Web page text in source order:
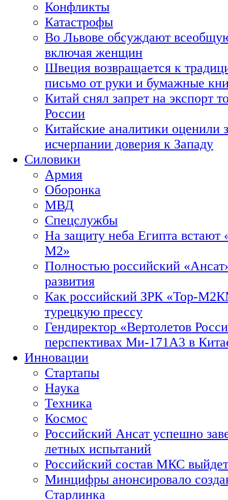
Конфликты
Катастрофы
Во Львове обсуждают
включая женщин
Швеция возвращается к
письмо от руки и бумажные
Китай снял запрет на экспорт
России
Китайские аналитики оценили
исчерпании доверия к Западу
Силовики
Армия
Оборонка
МВД
Спецслужбы
На защиту неба Египта встают
М2»
Полностью российский
развития
Как российский ЗРК «Тор-
турецкую прессу
Гендиректор «Вертолетов
перспективах Ми-171А3 в
Инновации
Стартапы
Наука
Техника
Космос
Российский Ансат успешно
летных испытаний
Российский состав МКС
Минцифры анонсировало
Старлинка